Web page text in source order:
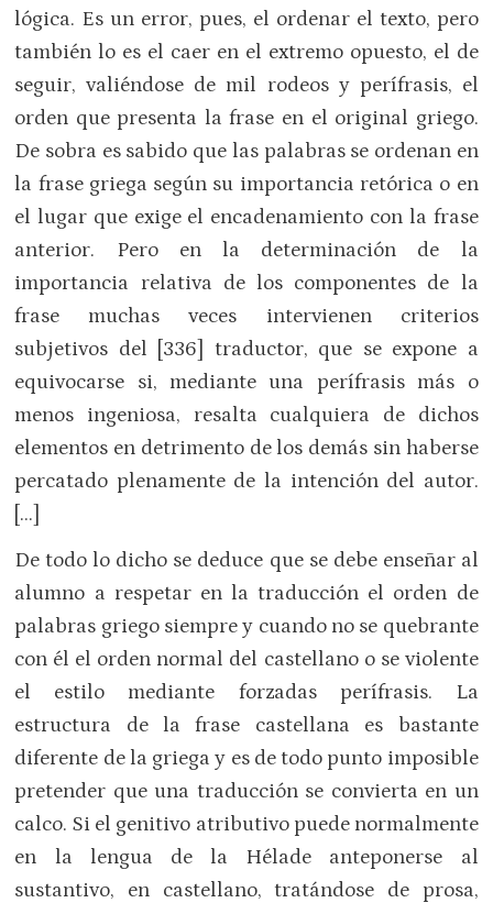
lógica. Es un error, pues, el ordenar el texto, pero
también lo es el caer en el extremo opuesto, el de
seguir, valiéndose de mil rodeos y perífrasis, el
orden que presenta la frase en el original griego.
De sobra es sabido que las palabras se ordenan en
la frase griega según su importancia retórica o en
el lugar que exige el encadenamiento con la frase
anterior. Pero en la determinación de la
importancia relativa de los componentes de la
frase muchas veces intervienen criterios
subjetivos del [336] traductor, que se expone a
equivocarse si, mediante una perífrasis más o
menos ingeniosa, resalta cualquiera de dichos
elementos en detrimento de los demás sin haberse
percatado plenamente de la intención del autor.
[…]
De todo lo dicho se deduce que se debe enseñar al
alumno a respetar en la traducción el orden de
palabras griego siempre y cuando no se quebrante
con él el orden normal del castellano o se violente
el estilo mediante forzadas perífrasis. La
estructura de la frase castellana es bastante
diferente de la griega y es de todo punto imposible
pretender que una traducción se convierta en un
calco. Si el genitivo atributivo puede normalmente
en la lengua de la Hélade anteponerse al
sustantivo, en castellano, tratándose de prosa,